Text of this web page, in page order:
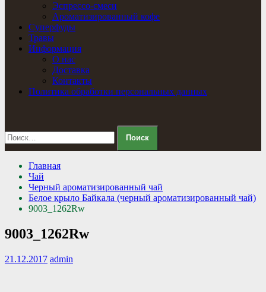
Эспрессо-смеси
Ароматизированный кофе
Суперфуды
Травы
Информация
О нас
Доставка
Контакты
Политика обработки персональных данных
Найти:
Главная
Чай
Черный ароматизированный чай
Белое крыло Байкала (черный ароматизированный чай)
9003_1262Rw
9003_1262Rw
21.12.2017 admin